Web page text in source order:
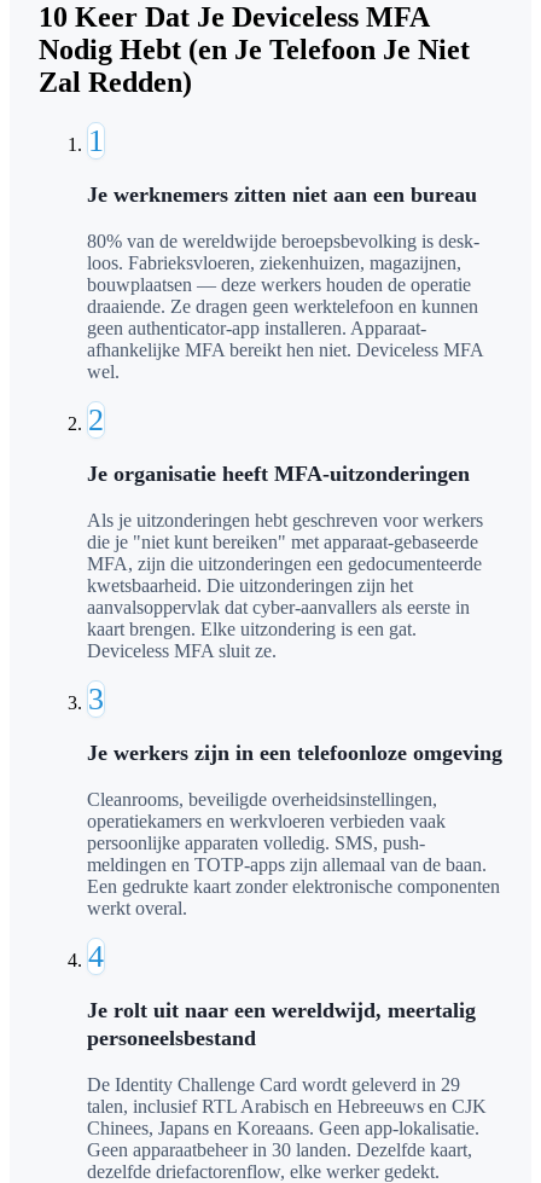
10 Keer Dat Je Deviceless MFA
Nodig Hebt (en Je Telefoon Je Niet
Zal Redden)
1
Je werknemers zitten niet aan een bureau
80% van de wereldwijde beroepsbevolking is desk-
loos. Fabrieksvloeren, ziekenhuizen, magazijnen,
bouwplaatsen — deze werkers houden de operatie
draaiende. Ze dragen geen werktelefoon en kunnen
geen authenticator-app installeren. Apparaat-
afhankelijke MFA bereikt hen niet. Deviceless MFA
wel.
2
Je organisatie heeft MFA-uitzonderingen
Als je uitzonderingen hebt geschreven voor werkers
die je "niet kunt bereiken" met apparaat-gebaseerde
MFA, zijn die uitzonderingen een gedocumenteerde
kwetsbaarheid. Die uitzonderingen zijn het
aanvalsoppervlak dat cyber-aanvallers als eerste in
kaart brengen. Elke uitzondering is een gat.
Deviceless MFA sluit ze.
3
Je werkers zijn in een telefoonloze omgeving
Cleanrooms, beveiligde overheidsinstellingen,
operatiekamers en werkvloeren verbieden vaak
persoonlijke apparaten volledig. SMS, push-
meldingen en TOTP-apps zijn allemaal van de baan.
Een gedrukte kaart zonder elektronische componenten
werkt overal.
4
Je rolt uit naar een wereldwijd, meertalig
personeelsbestand
De Identity Challenge Card wordt geleverd in 29
talen, inclusief RTL Arabisch en Hebreeuws en CJK
Chinees, Japans en Koreaans. Geen app-lokalisatie.
Geen apparaatbeheer in 30 landen. Dezelfde kaart,
dezelfde driefactorenflow, elke werker gedekt.